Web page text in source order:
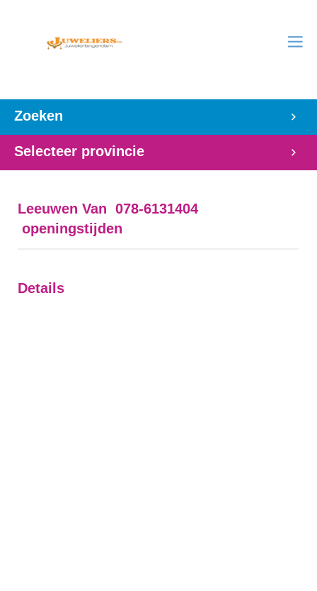
Zoeken
Selecteer provincie
Leeuwen Van 078-6131404
openingstijden
Details